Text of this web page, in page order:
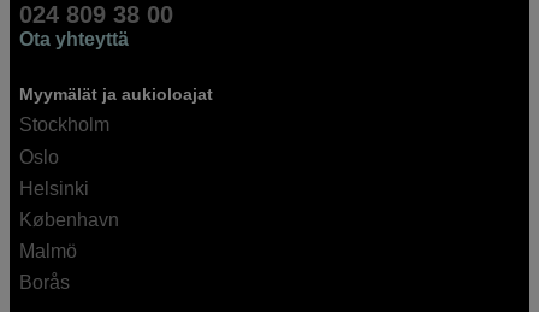
024 809 38 00
Ota yhteyttä
Myymälät ja aukioloajat
Stockholm
Oslo
Helsinki
København
Malmö
Borås